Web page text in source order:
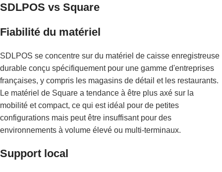
SDLPOS vs Square
Fiabilité du matériel
SDLPOS se concentre sur du matériel de caisse enregistreuse
durable conçu spécifiquement pour une gamme d'entreprises
françaises, y compris les magasins de détail et les restaurants.
Le matériel de Square a tendance à être plus axé sur la
mobilité et compact, ce qui est idéal pour de petites
configurations mais peut être insuffisant pour des
environnements à volume élevé ou multi-terminaux.
Support local